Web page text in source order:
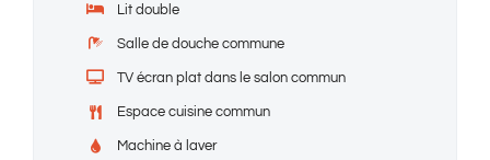
Lit double
Salle de douche commune
TV écran plat dans le salon commun
Espace cuisine commun
Machine à laver